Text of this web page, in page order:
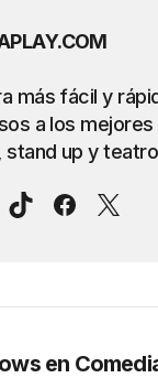
más fácil y
a los
stand up y
en